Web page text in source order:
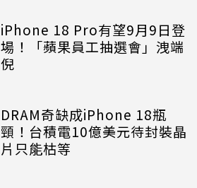
iPhone 18 Pro有望9月9日登
場！「蘋果員工抽選會」洩端
倪
DRAM奇缺成iPhone 18瓶
頸！台積電10億美元待封裝晶
片只能枯等